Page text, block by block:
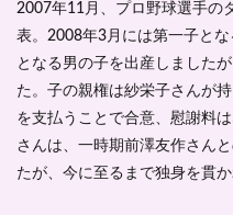
2007年11月、プロ野球選手の
表。2008年3月には第一子と
となる男の子を出産しました
た。子の親権は紗栄子さんが
を支払うことで合意、慰謝料
さんは、一時期前澤友作さん
たが、今に至るまで独身を貫か